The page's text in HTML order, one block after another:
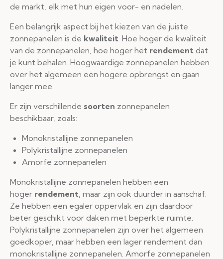
de markt, elk met hun eigen voor- en nadelen.
Een belangrijk aspect bij het kiezen van de juiste
zonnepanelen is de kwaliteit . Hoe hoger de kwaliteit
van de zonnepanelen, hoe hoger het rendement dat
je kunt behalen. Hoogwaardige zonnepanelen hebben
over het algemeen een hogere opbrengst en gaan
langer mee.
Er zijn verschillende soorten zonnepanelen
beschikbaar, zoals:
Monokristallijne zonnepanelen
Polykristallijne zonnepanelen
Amorfe zonnepanelen
Monokristallijne zonnepanelen hebben een
hoger rendement , maar zijn ook duurder in aanschaf.
Ze hebben een egaler oppervlak en zijn daardoor
beter geschikt voor daken met beperkte ruimte.
Polykristallijne zonnepanelen zijn over het algemeen
goedkoper, maar hebben een lager rendement dan
monokristallijne zonnepanelen. Amorfe zonnepanelen